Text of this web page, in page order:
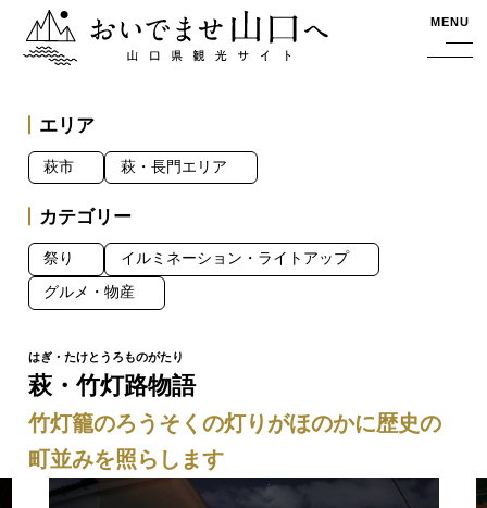
おいでませ山口へー山口県観光サイト MENU
萩・竹灯路物語
竹灯籠のろうそくの灯りがほのかに歴史の
町並みを照らします
エリア
萩市 萩・長門エリア
カテゴリー
祭り イルミネーション・ライトアップ
グルメ・物産